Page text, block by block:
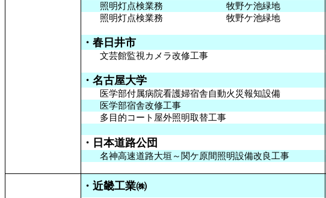
照明灯点検業務 牧野ケ池緑地
照明灯点検業務 牧野ケ池緑地
・春日井市
文芸館監視カメラ改修工事
・名古屋大学
医学部付属病院看護婦宿舎自動火災報知設備
医学部宿舎改修工事
多目的コート屋外照明取替工事
・日本道路公団
名神高速道路大垣～関ケ原間照明設備改良工事
・近畿工業㈱